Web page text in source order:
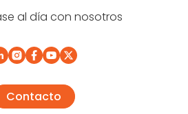
al día con nosotros
Contacto